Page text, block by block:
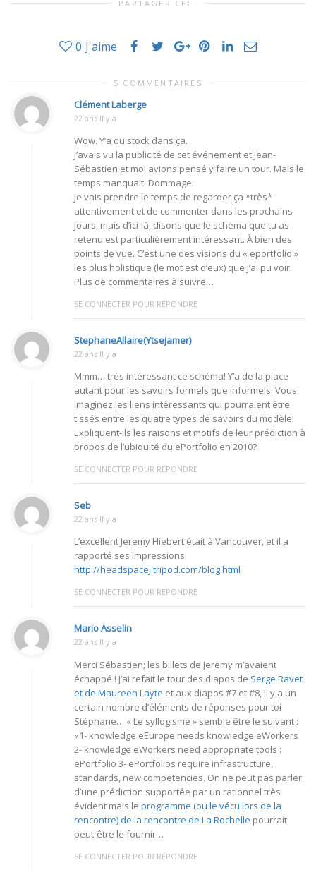
PARTAGER CECI
0 J'aime
5 COMMENTAIRES
Clément Laberge
22 ans Il y a
Wow. Y’a du stock dans ça.
J’avais vu la publicité de cet événement et Jean-
Sébastien et moi avions pensé y faire un tour. Mais le
temps manquait. Dommage.
Je vais prendre le temps de regarder ça *très*
attentivement et de commenter dans les prochains
jours, mais d’ici-là, disons que le schéma que tu as
retenu est particulièrement intéressant. À bien des
points de vue. C’est une des visions du « eportfolio »
les plus holistique (le mot est d’eux) que j’ai pu voir.
Plus de commentaires à suivre…
SE CONNECTER POUR RÉPONDRE
StephaneAllaire(Ytsejamer)
22 ans Il y a
Mmm… très intéressant ce schéma! Y’a de la place
autant pour les savoirs formels que informels. Vous
imaginez les liens intéressants qui pourraient être
tissés entre les quatre types de savoirs du modèle!
Expliquent-ils les raisons et motifs de leur prédiction à
propos de l’ubiquité du ePortfolio en 2010?
SE CONNECTER POUR RÉPONDRE
Seb
22 ans Il y a
L’excellent Jeremy Hiebert était à Vancouver, et il a
rapporté ses impressions:
http://headspacej.tripod.com/blog.html
SE CONNECTER POUR RÉPONDRE
Mario Asselin
22 ans Il y a
Merci Sébastien; les billets de Jeremy m’avaient
échappé ! J’ai refait le tour des diapos de Serge Ravet
et de Maureen Layte et aux diapos #7 et #8, il y a un
certain nombre d’éléments de réponses pour toi
Stéphane… « Le syllogisme » semble être le suivant :
«1- knowledge eEurope needs knowledge eWorkers
2- knowledge eWorkers need appropriate tools :
ePortfolio 3- ePortfolios require infrastructure,
standards, new competencies. On ne peut pas parler
d’une prédiction supportée par un rationnel très
évident mais le programme (ou le vécu lors de la
rencontre) de la rencontre de La Rochelle pourrait
peut-être le fournir…
SE CONNECTER POUR RÉPONDRE